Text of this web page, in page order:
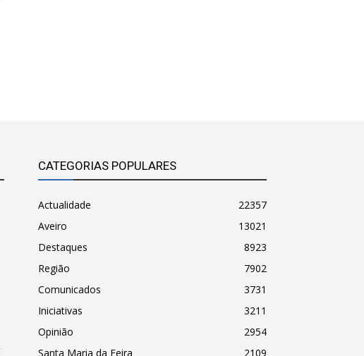
CATEGORIAS POPULARES
Actualidade
22357
Aveiro
13021
Destaques
8923
Região
7902
Comunicados
3731
Iniciativas
3211
Opinião
2954
Santa Maria da Feira
2109